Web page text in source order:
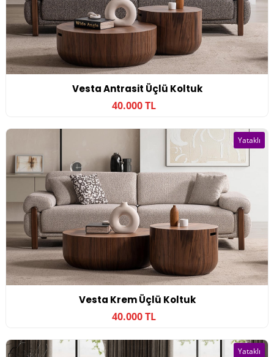
Vesta Antrasit Üçlü Koltuk
40.000 TL
Vesta Krem Üçlü Koltuk
40.000 TL
Yataklı
Yataklı